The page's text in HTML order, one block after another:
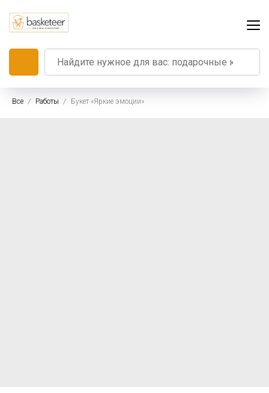
Все Работы Букет «Яркие эмоции»